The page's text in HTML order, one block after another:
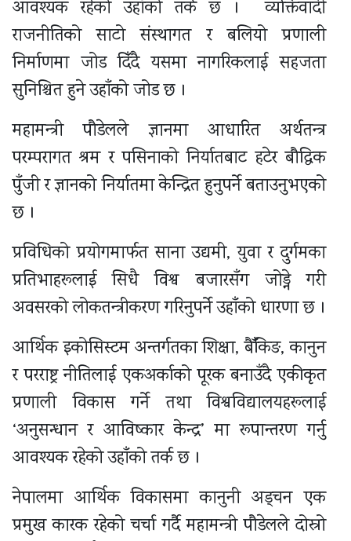
आवश्यक रहेको उहाँको तर्क छ । व्यक्तिवादी
राजनीतिको साटो संस्थागत र बलियो प्रणाली
निर्माणमा जोड दिँदै यसमा नागरिकलाई सहजता
सुनिश्चित हुने उहाँको जोड छ ।
महामन्त्री पौडेलले ज्ञानमा आधारित अर्थतन्त्र
परम्परागत श्रम र पसिनाको निर्यातबाट हटेर बौद्धिक
पुँजी र ज्ञानको निर्यातमा केन्द्रित हुनुपर्ने बताउनुभएको
छ ।
प्रविधिको प्रयोगमार्फत साना उद्यमी, युवा र दुर्गमका
प्रतिभाहरूलाई सिधै विश्व बजारसँग जोड्ने गरी
अवसरको लोकतन्त्रीकरण गरिनुपर्ने उहाँको धारणा छ ।
आर्थिक इकोसिस्टम अन्तर्गतका शिक्षा, बैँकिङ, कानुन
र परराष्ट्र नीतिलाई एकअर्काको पूरक बनाउँदै एकीकृत
प्रणाली विकास गर्ने तथा विश्वविद्यालयहरूलाई
‘अनुसन्धान र आविष्कार केन्द्र’ मा रूपान्तरण गर्नु
आवश्यक रहेको उहाँको तर्क छ ।
नेपालमा आर्थिक विकासमा कानुनी अड्चन एक
प्रमुख कारक रहेको चर्चा गर्दै महामन्त्री पौडेलले दोस्रो